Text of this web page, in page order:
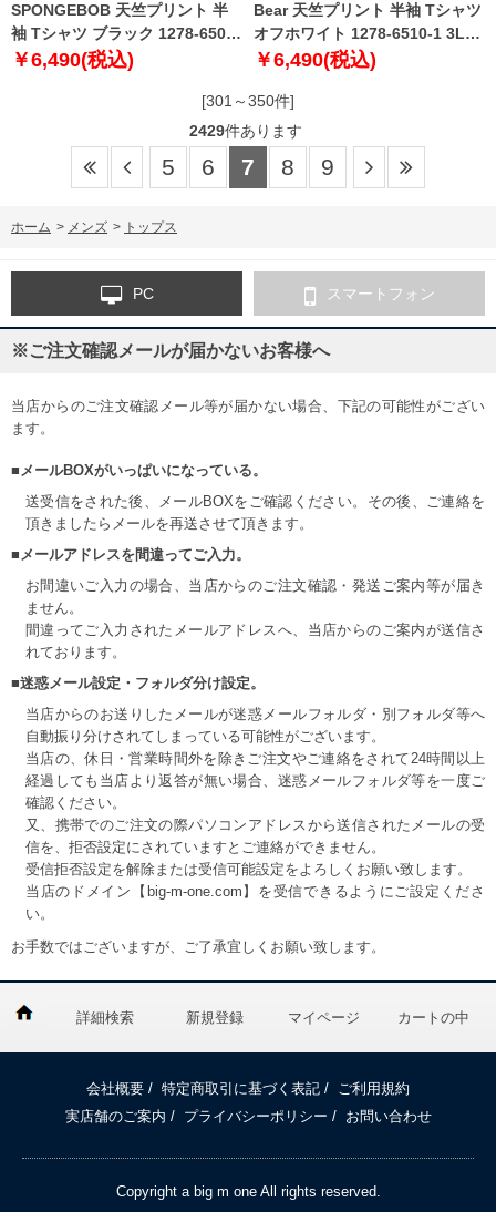
SPONGEBOB 天竺プリント 半
袖 Tシャツ ブラック 1278-6506-
2 3L 4L 5L 6L
￥6,490(税込)
Bear 天竺プリント 半袖 Tシャツ
オフホワイト 1278-6510-1 3L
4L 5L 6L 8L
￥6,490(税込)
[301～350件]
2429件あります
5 6 7 8 9
ホーム > メンズ > トップス
PC スマートフォン
※ご注文確認メールが届かないお客様へ
当店からのご注文確認メール等が届かない場合、下記の可能性がござい
ます。
■メールBOXがいっぱいになっている。
送受信をされた後、メールBOXをご確認ください。その後、ご連絡を
頂きましたらメールを再送させて頂きます。
■メールアドレスを間違ってご入力。
お間違いご入力の場合、当店からのご注文確認・発送ご案内等が届き
ません。
間違ってご入力されたメールアドレスへ、当店からのご案内が送信さ
れております。
■迷惑メール設定・フォルダ分け設定。
当店からのお送りしたメールが迷惑メールフォルダ・別フォルダ等へ
自動振り分けされてしまっている可能性がございます。
当店の、休日・営業時間外を除きご注文やご連絡をされて24時間以上
経過しても当店より返答が無い場合、迷惑メールフォルダ等を一度ご
確認ください。
又、携帯でのご注文の際パソコンアドレスから送信されたメールの受
信を、拒否設定にされていますとご連絡ができません。
受信拒否設定を解除または受信可能設定をよろしくお願い致します。
当店のドメイン【big-m-one.com】を受信できるようにご設定くださ
い。
お手数ではございますが、ご了承宜しくお願い致します。
詳細検索 新規登録 マイページ カートの中
会社概要 / 特定商取引に基づく表記 / ご利用規約
実店舗のご案内 / プライバシーポリシー / お問い合わせ
Copyright a big m one All rights reserved.